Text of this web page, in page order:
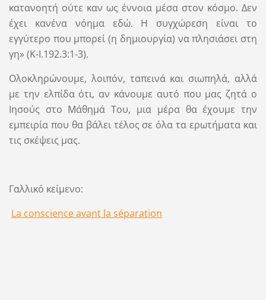
κατανοητή ούτε καν ως έννοια μέσα στον κόσμο. Δεν
έχει κανένα νόημα εδώ. Η συγχώρεση είναι το
εγγύτερο που μπορεί (η δημιουργία) να πλησιάσει στη
γη» (Κ-Ι.192.3:1-3).
Ολοκληρώνουμε, λοιπόν, ταπεινά και σιωπηλά, αλλά
με την ελπίδα ότι, αν κάνουμε αυτό που μας ζητά ο
Ιησούς στο Μάθημά Του, μια μέρα θα έχουμε την
εμπειρία που θα βάλει τέλος σε όλα τα ερωτήματα και
τις σκέψεις μας.
Γαλλικό κείμενο:
La conscience avant la séparation